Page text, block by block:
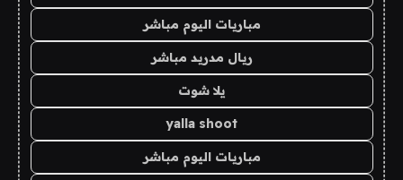
مباريات اليوم مباشر
ريال مدريد مباشر
يلا شوت
yalla shoot
مباريات اليوم مباشر